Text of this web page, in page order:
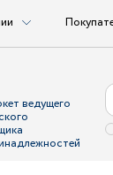
ведущего